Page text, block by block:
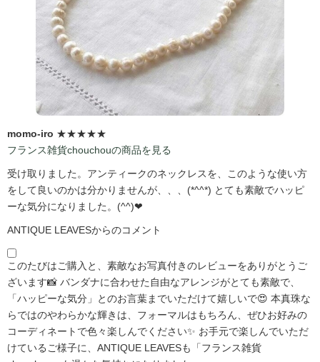
momo-iro ★★★★★
フランス雑貨chouchouの商品を見る
受け取りました。アンティークのネックレスを、このような使い方
をして良いのかは分かりませんが、、、(*^^*) とても素敵でハッピ
ーな気分になりました。(^^)❤
ANTIQUE LEAVESからのコメント
このたびはご購入と、素敵なお写真付きのレビューをありがとうご
ざいます📸 バンダナに合わせた自由なアレンジがとても素敵で、
「ハッピーな気分」とのお言葉までいただけて嬉しいで😍 本真珠な
らではのやわらかな輝きは、フォーマルはもちろん、ぜひお好みの
コーディネートで色々楽しんでください✨ お手元で楽しんでいただ
けているご様子に、ANTIQUE LEAVESも「フランス雑貨